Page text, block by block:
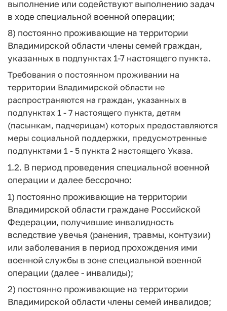
выполнение или содействуют выполнению задач
в ходе специальной военной операции;
8) постоянно проживающие на территории
Владимирской области члены семей граждан,
указанных в подпунктах 1-7 настоящего пункта.
Требования о постоянном проживании на
территории Владимирской области не
распространяются на граждан, указанных в
подпунктах 1 - 7 настоящего пункта, детям
(пасынкам, падчерицам) которых предоставляются
меры социальной поддержки, предусмотренные
подпунктами 1 - 5 пункта 2 настоящего Указа.
1.2. В период проведения специальной военной
операции и далее бессрочно:
1) постоянно проживающие на территории
Владимирской области граждане Российской
Федерации, получившие инвалидность
вследствие увечья (ранения, травмы, контузии)
или заболевания в период прохождения ими
военной службы в зоне специальной военной
операции (далее - инвалиды);
2) постоянно проживающие на территории
Владимирской области члены семей инвалидов;